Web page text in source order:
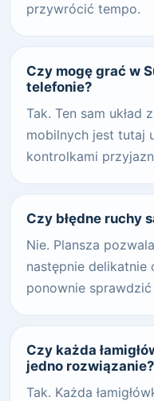
przywrócić tempo.
Czy mogę grać w
telefonie?
Tak. Ten sam układ
mobilnych jest tutaj
kontrolkami
Czy błędne ruchy
Nie. Plansza
następnie delikatnie
ponownie
Czy każda
jedno rozwiązanie?
Tak. Każda